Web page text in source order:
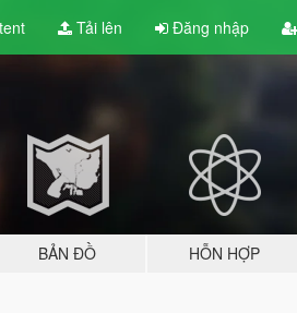
Tải lên Đăng nhập
BẢN ĐỒ HỖN HỢP